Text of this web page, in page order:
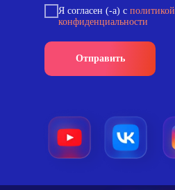
Я согласен (-а) с политикой
конфиденциальности
Отправить